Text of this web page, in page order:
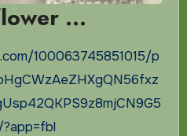
…
100063745851015/p
?app=fbl